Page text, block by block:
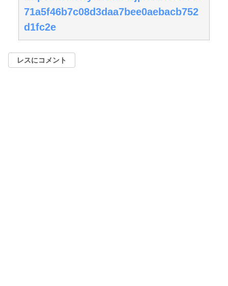
71a5f46b7c08d3daa7bee0aebacb752
d1fc2e
レスにコメント